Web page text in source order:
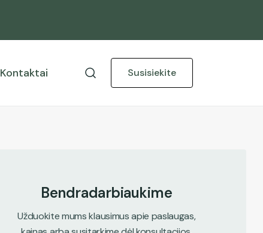
Kontaktai Susisiekite
Bendradarbiaukime
Užduokite mums klausimus apie paslaugas,